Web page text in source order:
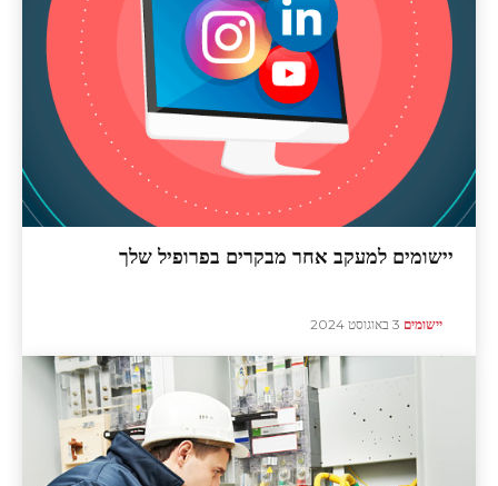
יישומים למעקב אחר מבקרים בפרופיל שלך
יישומים 3 באוגוסט 2024